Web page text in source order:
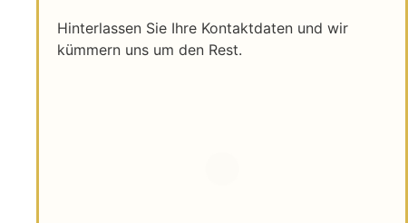
Hinterlassen Sie Ihre Kontaktdaten und wir
kümmern uns um den Rest.